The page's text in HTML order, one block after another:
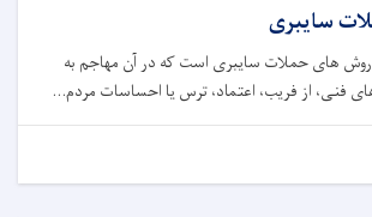
سایبری
‌های حملات سایبری است که در آن مهاجم به
فنی، از فریب، اعتماد، ترس یا احساسات مردم...